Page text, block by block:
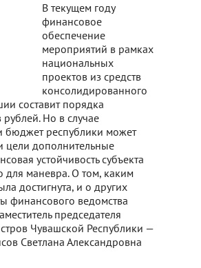
В текущем году
финансовое
обеспечение
мероприятий в рамках
национальных
проектов из средств
консолидированного
составит порядка
Но в случае
бюджет республики может
цели дополнительные
устойчивость субъекта
для маневра. О том, каким
достигнута, и о других
финансового ведомства
председателя
Чувашской Республики —
Светлана Александровна